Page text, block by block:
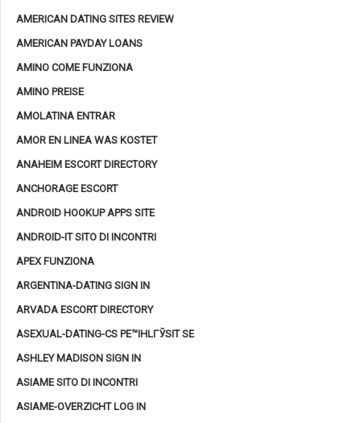
AMERICAN DATING SITES REVIEW
AMERICAN PAYDAY LOANS
AMINO COME FUNZIONA
AMINO PREISE
AMOLATINA ENTRAR
AMOR EN LINEA WAS KOSTET
ANAHEIM ESCORT DIRECTORY
ANCHORAGE ESCORT
ANDROID HOOKUP APPS SITE
ANDROID-IT SITO DI INCONTRI
APEX FUNZIONA
ARGENTINA-DATING SIGN IN
ARVADA ESCORT DIRECTORY
ASEXUAL-DATING-CS PЕ™IHLГЎSIT SE
ASHLEY MADISON SIGN IN
ASIAME SITO DI INCONTRI
ASIAME-OVERZICHT LOG IN